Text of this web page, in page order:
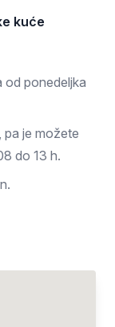
kuće
od ponedeljka
pa je možete
do 13 h.